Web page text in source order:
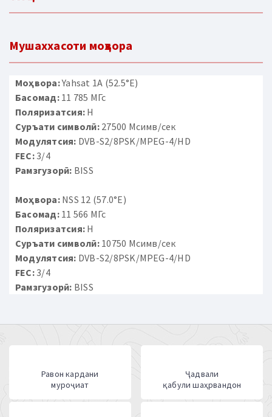
Мушаххасоти моҳвора
Моҳвора:Yahsat 1A (52.5°E)
Басомад:11 785 МГс
Поляризатсия: H
Суръати символӣ:27500 Мсимв/сек
Модулятсия: DVB-S2/8PSK/MPEG-4/HD
FEC:3/4
Рамзгузорӣ: BISS
Моҳвора:NSS 12 (57.0°E)
Басомад:11 566 МГс
Поляризатсия: H
Суръати символӣ:10750 Мсимв/сек
Модулятсия: DVB-S2/8PSK/MPEG-4/HD
FEC:3/4
Рамзгузорӣ: BISS
Равон кардани
муроҷиат
Ҷадвали
қабули шаҳрвандон